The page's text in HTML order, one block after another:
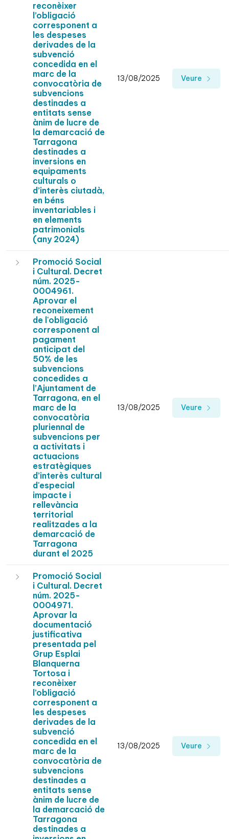
reconèixer
l’obligació
corresponent a
les despeses
derivades de la
subvenció
concedida en el
marc de la
convocatòria de
subvencions
destinades a
entitats sense
ànim de lucre de
la demarcació de
Tarragona
destinades a
inversions en
equipaments
culturals o
d’interès ciutadà,
en béns
inventariables i
en elements
patrimonials
(any 2024)
13/08/2025 Veure
Promoció Social
i Cultural. Decret
núm. 2025-
0004961.
Aprovar el
reconeixement
de l'obligació
corresponent al
pagament
anticipat del
50% de les
subvencions
concedides a
l’Ajuntament de
Tarragona, en el
marc de la
convocatòria
pluriennal de
subvencions per
a activitats i
actuacions
estratègiques
d’interès cultural
d'especial
impacte i
rellevància
territorial
realitzades a la
demarcació de
Tarragona
durant el 2025
13/08/2025 Veure
Promoció Social
i Cultural. Decret
núm. 2025-
0004971.
Aprovar la
documentació
justificativa
presentada pel
Grup Esplai
Blanquerna
Tortosa i
reconèixer
l’obligació
corresponent a
les despeses
derivades de la
subvenció
concedida en el
marc de la
convocatòria de
subvencions
destinades a
entitats sense
ànim de lucre de
la demarcació de
Tarragona
destinades a
13/08/2025 Veure